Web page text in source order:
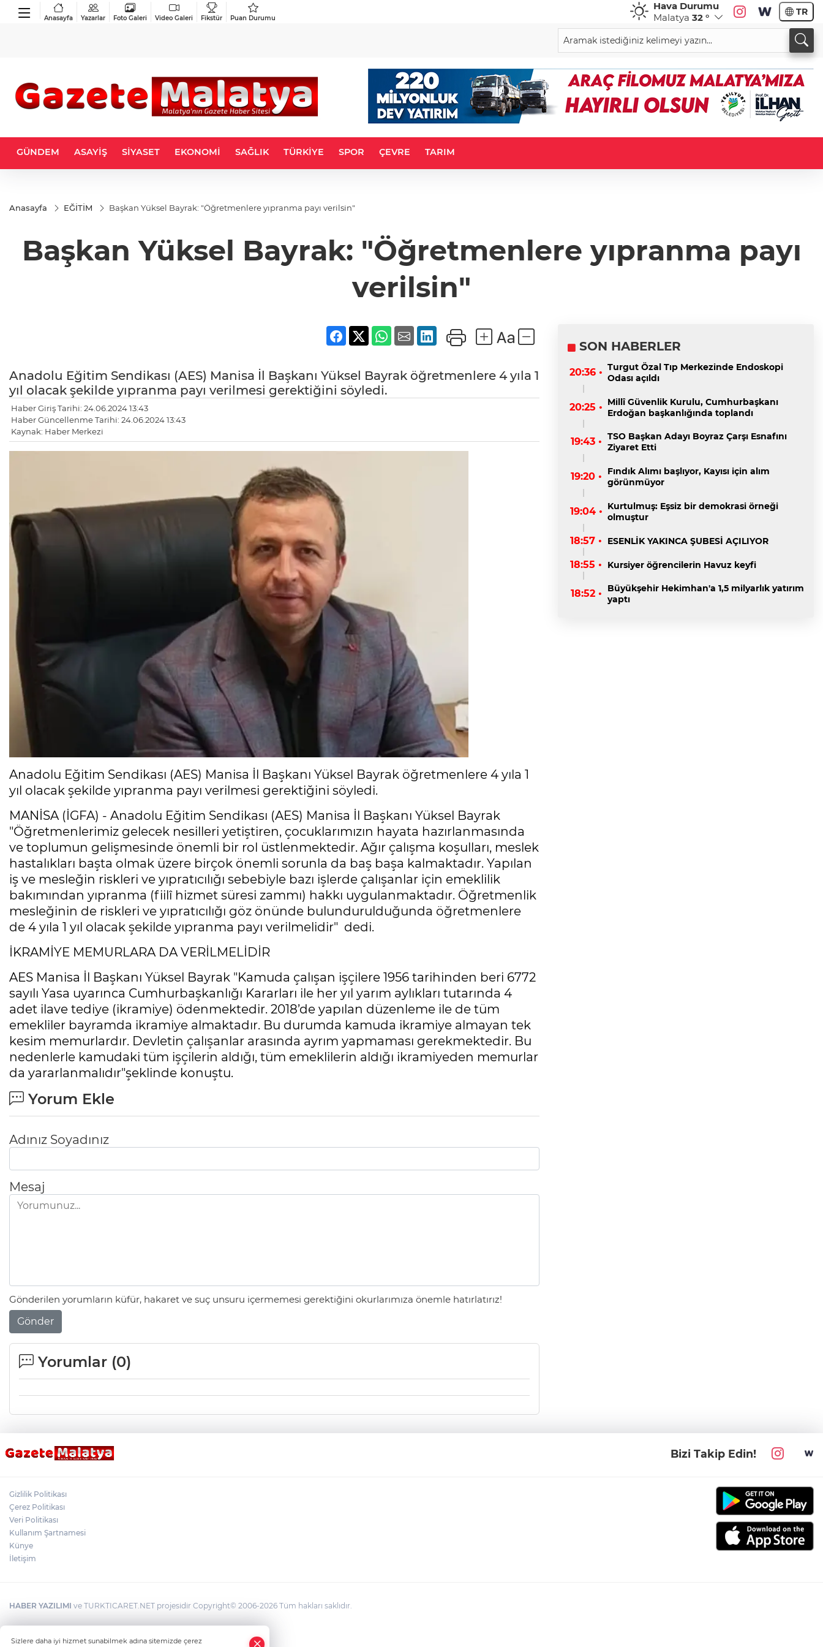
Anasayfa Yazarlar Foto Galeri Video Galeri Fikstür Puan Durumu
Hava Durumu
Malatya 32 ° TR
GÜNDEM ASAYİŞ SİYASET EKONOMİ SAĞLIK TÜRKİYE SPOR ÇEVRE TARIM
Anasayfa EĞİTİM Başkan Yüksel Bayrak: "Öğretmenlere yıpranma payı verilsin"
Başkan Yüksel Bayrak: "Öğretmenlere yıpranma payı
verilsin"
Anadolu Eğitim Sendikası (AES) Manisa İl Başkanı Yüksel Bayrak öğretmenlere 4 yıla 1
yıl olacak şekilde yıpranma payı verilmesi gerektiğini söyledi.
Haber Giriş Tarihi: 24.06.2024 13:43
Haber Güncellenme Tarihi: 24.06.2024 13:43
Kaynak: Haber Merkezi
Anadolu Eğitim Sendikası (AES) Manisa İl Başkanı Yüksel Bayrak öğretmenlere 4 yıla 1
yıl olacak şekilde yıpranma payı verilmesi gerektiğini söyledi.
MANİSA (İGFA) - Anadolu Eğitim Sendikası (AES) Manisa İl Başkanı Yüksel Bayrak
"Öğretmenlerimiz gelecek nesilleri yetiştiren, çocuklarımızın hayata hazırlanmasında
ve toplumun gelişmesinde önemli bir rol üstlenmektedir. Ağır çalışma koşulları, meslek
hastalıkları başta olmak üzere birçok önemli sorunla da baş başa kalmaktadır. Yapılan
iş ve mesleğin riskleri ve yıpratıcılığı sebebiyle bazı işlerde çalışanlar için emeklilik
bakımından yıpranma (fiilî hizmet süresi zammı) hakkı uygulanmaktadır. Öğretmenlik
mesleğinin de riskleri ve yıpratıcılığı göz önünde bulundurulduğunda öğretmenlere
de 4 yıla 1 yıl olacak şekilde yıpranma payı verilmelidir" dedi.
İKRAMİYE MEMURLARA DA VERİLMELİDİR
AES Manisa İl Başkanı Yüksel Bayrak "Kamuda çalışan işçilere 1956 tarihinden beri 6772
sayılı Yasa uyarınca Cumhurbaşkanlığı Kararları ile her yıl yarım aylıkları tutarında 4
adet ilave tediye (ikramiye) ödenmektedir. 2018’de yapılan düzenleme ile de tüm
emekliler bayramda ikramiye almaktadır. Bu durumda kamuda ikramiye almayan tek
kesim memurlardır. Devletin çalışanlar arasında ayrım yapmaması gerekmektedir. Bu
nedenlerle kamudaki tüm işçilerin aldığı, tüm emeklilerin aldığı ikramiyeden memurlar
da yararlanmalıdır"şeklinde konuştu.
Yorum Ekle
Adınız Soyadınız
Mesaj
Gönderilen yorumların küfür, hakaret ve suç unsuru içermemesi gerektiğini okurlarımıza önemle hatırlatırız!
Gönder
Yorumlar (0)
SON HABERLER
20:36 • Turgut Özal Tıp Merkezinde Endoskopi
Odası açıldı
20:25 • Millî Güvenlik Kurulu, Cumhurbaşkanı
Erdoğan başkanlığında toplandı
19:43 • TSO Başkan Adayı Boyraz Çarşı Esnafını
Ziyaret Etti
19:20 •
Fındık Alımı başlıyor, Kayısı için alım
görünmüyor
19:04 • Kurtulmuş: Eşsiz bir demokrasi örneği
olmuştur
18:57 • ESENLİK YAKINCA ŞUBESİ AÇILIYOR
18:55 • Kursiyer öğrencilerin Havuz keyfi
18:52 •
Büyükşehir Hekimhan'a 1,5 milyarlık yatırım
yaptı
Bizi Takip Edin!
Gizlilik Politikası
Çerez Politikası
Veri Politikası
Kullanım Şartnamesi
Künye
İletişim
HABER YAZILIMI ve TURKTICARET.NET projesidir Copyright© 2006-2026 Tüm hakları saklıdır.
Sizlere daha iyi hizmet sunabilmek adına sitemizde çerez
Whatsapp